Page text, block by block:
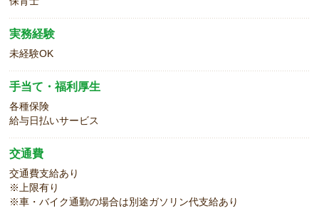
実務経験
未経験OK
手当て・福利厚生
各種保険
給与日払いサービス
交通費
交通費支給あり
※上限有り
※車・バイク通勤の場合は別途ガソリン代支給あり